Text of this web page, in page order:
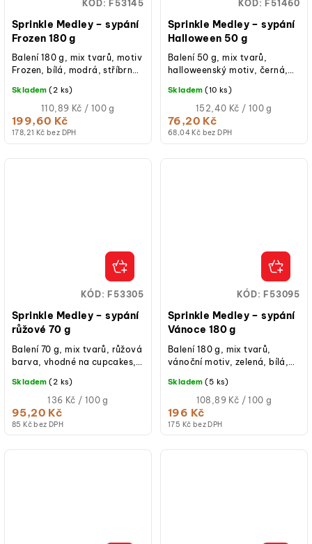
Sprinkle Medley – sypání
Frozen 180 g
178,21 Kč bez DPH
199,60 Kč
Měrná
cena:
110,89 Kč / 100 g
Skladem (2 ks)
Balení 180 g, mix tvarů, motiv
Frozen, bílá, modrá, stříbrná
dorty, donuty, cake pops,...
KÓD:F53145
Sprinkle Medley – sypání
Halloween 50 g
68,04 Kč bez DPH
76,20 Kč
Měrná
cena:
152,40 Kč / 100 g
Skladem (10 ks)
Balení 50 g, mix tvarů,
halloweenský motiv, černá,
vhodné na cupcakes, dorty,
donuty, cake...
KÓD:F51460
Sprinkle Medley – sypání
růžové 70 g
85 Kč bez DPH
95,20 Kč
Měrná
cena:
136 Kč / 100 g
Skladem (2 ks)
Balení 70 g, mix tvarů, růžová
barva, vhodné na cupcakes,
sušenky či zmrzlinové poháry.
KÓD: F53305
Sprinkle Medley – sypání
Vánoce 180 g
175 Kč bez DPH
196 Kč
Měrná
cena:
108,89 Kč / 100 g
Skladem (5 ks)
Balení 180 g, mix tvarů,
vánoční motiv, zelená, bílá,
cupcakes, dorty, donuty,
cake pops,...
KÓD: F53095